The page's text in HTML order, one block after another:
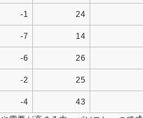
-1 24
-7 14
-6 26
-2 25
-4 43